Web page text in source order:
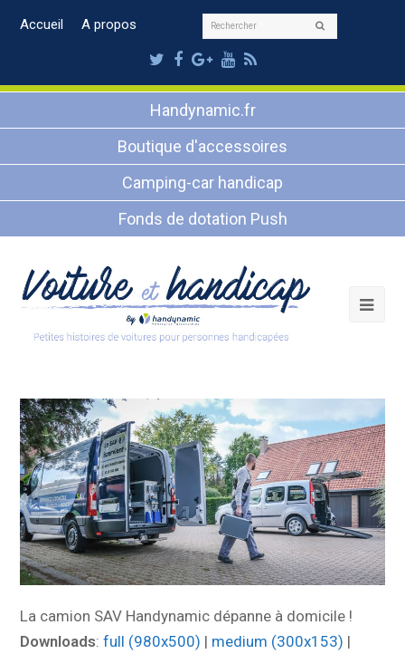
Accueil A propos Rechercher
Twitter
Facebook
Google
Plus
Youtube
RSS
Handynamic.fr
Boutique d'accessoires
Camping-car handicap
Fonds de dotation Push
La camion SAV Handynamic dépanne à domicile !
Downloads:full (980x500) | medium (300x153) |